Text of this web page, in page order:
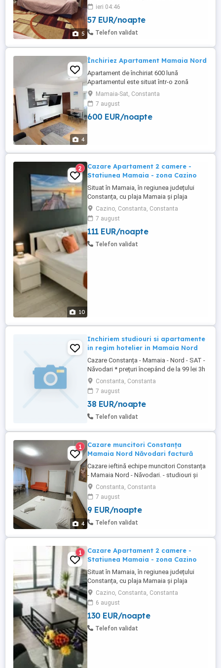
5
etaj 2 din 4, vedere la bulevard, parcare
gratuită în zona blocului, supraveghere
video. Locatie excelenta, cu acces rapid
lcatre plaja, statiuni, mall, centrul vechi,
ieri 04:46
57 EUR/noapte
Telefon validat
4
Închiriez Apartament Mamaia Nord
Apartament de închiriat 600 lună
Apartamentul este situat într-o zonă
liniștită din Mamaia Nord. Complet
mobilat și utilat, gata de mutare. Loc de
parcare în fața blocului. Detalii în privat.
Mamaia-Sat, Constanta
7 august
600 EUR/noapte
10
2
Cazare Apartament 2 camere -
Statiunea Mamaia - zona Cazino
Situat în Mamaia, în regiunea județului
Constanța, cu plaja Mamaia și plaja
Myrtos în apropiere, Diamond View
Apartments oferă cazare cu parcare
privată gratuită garantată pentru fiecare
apartament. Apartamente cu doua camera
de inchiriat in regim hotelier, Statiunea
Cazino, Constanta, Constanta
7 august
111 EUR/noapte
Telefon validat
Inchiriem studiouri si apartamente
in regim hotelier in Mamaia Nord
Cazare Constanța - Mamaia - Nord - SAT -
Năvodari * prețuri începând de la 99 lei 3h
in intervalul (08.00-18.00) *Vă punem la
dispozitie apartamente si studiouri în
Mamaia nord zona: Hanul Piraților, Hanul
cu Pește, Opera, Onix, Titanic, Uzina de
Pizza, Mackerel, Resort Building Ștefan,
Constanta, Constanta
7 august
38 EUR/noapte
Telefon validat
4
1
Cazare muncitori Constanța
Mamaia Nord Năvodari factură
Cazare ieftină echipe muncitori Constanța
- Mamaia Nord - Năvodari. - studiouri și
apartamente cu bucatarie utilată, TV,
internet, loc de parcare auto; -
supermarketuri în zonă: Lidl, Mega Image
și Profi; - în funcție de nr. de persoane
trimit poze și video pe WhatsApp cu
Constanta, Constanta
7 august
9 EUR/noapte
Telefon validat
1
Cazare Apartament 2 camere -
Statiunea Mamaia - zona Cazino
Situat în Mamaia, în regiunea județului
Constanța, cu plaja Mamaia și plaja
Myrtos în apropiere, Diamond View
Apartments oferă cazare cu parcare
privată gratuită garantată pentru fiecare
apartament. Apartamente cu doua camera
de inchiriat in regim hotelier, Statiunea
Cazino, Constanta, Constanta
6 august
130 EUR/noapte
Telefon validat